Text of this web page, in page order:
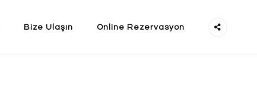
Bize Ulaşın Online Rezervasyon